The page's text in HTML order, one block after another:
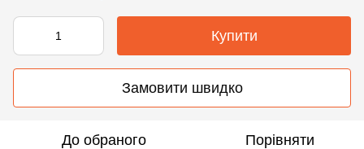
Купити
Замовити швидко
До обраного Порівняти